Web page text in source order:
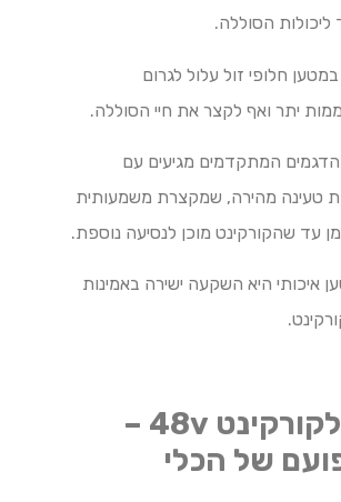
ליכולות הסוללה.
חלופי זול עלול לגרום
יתר ואף לקצר את חיי הסוללה.
המתקדמים מגיעים עם
טעינה מהירה, שמקצרת משמעותית
עד שהקורקינט מוכן לנסיעה נוספת.
איכותי היא השקעה ישירה באמינות
סוללה לקורקינט 48v –
של הכלי